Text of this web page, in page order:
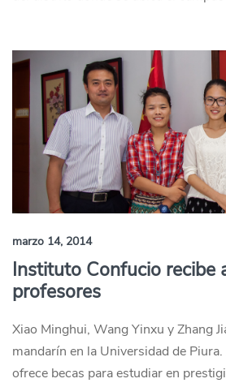
marzo 14, 2014
Instituto Confucio recibe
profesores
Xiao Minghui, Wang Yinxu y Zhang
mandarín en la Universidad de
ofrece becas para estudiar en